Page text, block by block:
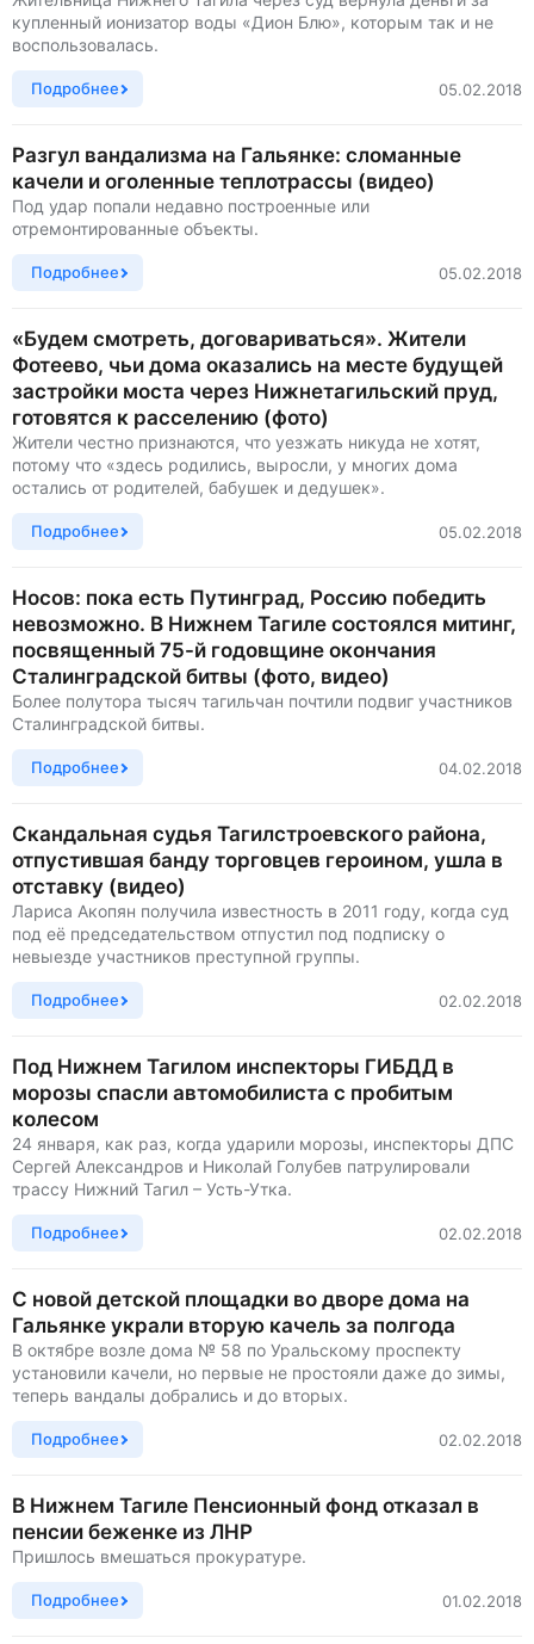
купленный ионизатор воды «Дион Блю», которым так и не
воспользовалась.
Подробнее 05.02.2018
Разгул вандализма на Гальянке: сломанные
качели и оголенные теплотрассы (видео)
Под удар попали недавно построенные или
отремонтированные объекты.
Подробнее 05.02.2018
«Будем смотреть, договариваться». Жители
Фотеево, чьи дома оказались на месте будущей
застройки моста через Нижнетагильский пруд,
готовятся к расселению (фото)
Жители честно признаются, что уезжать никуда не хотят,
потому что «здесь родились, выросли, у многих дома
остались от родителей, бабушек и дедушек».
Подробнее 05.02.2018
Носов: пока есть Путинград, Россию победить
невозможно. В Нижнем Тагиле состоялся митинг,
посвященный 75-й годовщине окончания
Сталинградской битвы (фото, видео)
Более полутора тысяч тагильчан почтили подвиг участников
Сталинградской битвы.
Подробнее 04.02.2018
Скандальная судья Тагилстроевского района,
отпустившая банду торговцев героином, ушла в
отставку (видео)
Лариса Акопян получила известность в 2011 году, когда суд
под её председательством отпустил под подписку о
невыезде участников преступной группы.
Подробнее 02.02.2018
Под Нижнем Тагилом инспекторы ГИБДД в
морозы спасли автомобилиста с пробитым
колесом
24 января, как раз, когда ударили морозы, инспекторы ДПС
Сергей Александров и Николай Голубев патрулировали
трассу Нижний Тагил – Усть-Утка.
Подробнее 02.02.2018
С новой детской площадки во дворе дома на
Гальянке украли вторую качель за полгода
В октябре возле дома № 58 по Уральскому проспекту
установили качели, но первые не простояли даже до зимы,
теперь вандалы добрались и до вторых.
Подробнее 02.02.2018
В Нижнем Тагиле Пенсионный фонд отказал в
пенсии беженке из ЛНР
Пришлось вмешаться прокуратуре.
Подробнее 01.02.2018